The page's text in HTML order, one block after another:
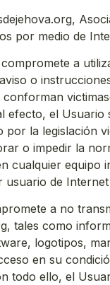
por medio de
a
o
efecto, el
por la legislación
o impedir la
cualquier
usuario de
a no
tales como
logotipos,
en su
todo ello, el